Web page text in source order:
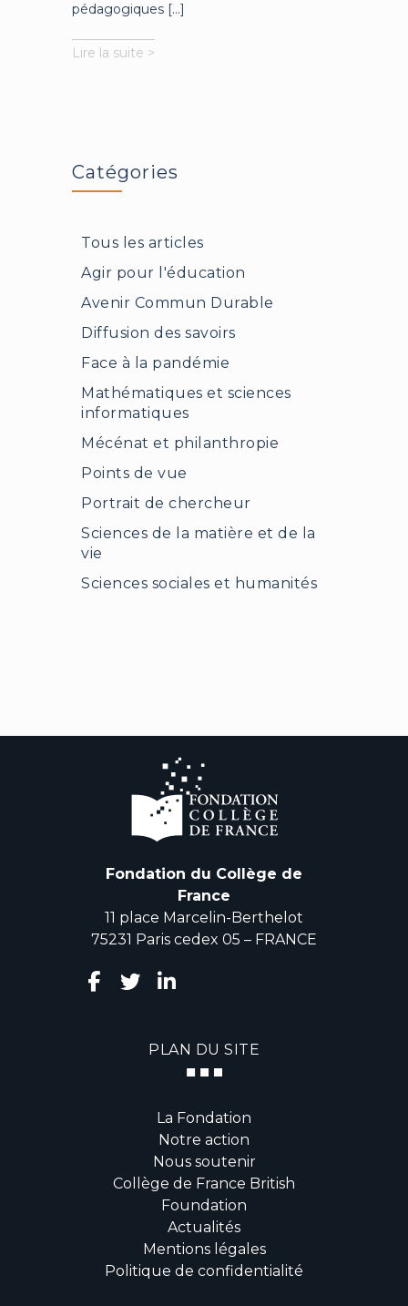
pédagogiques [...]
Lire la suite >
comprendre
s’annonce
Catégories
Tous les articles
Agir pour l'éducation
Avenir Commun Durable
Diffusion des savoirs
Face à la pandémie
Mathématiques et sciences
informatiques
Mécénat et philanthropie
Points de vue
Portrait de chercheur
Sciences de la matière et de la
vie
Sciences sociales et humanités
Fondation du Collège de
France
11 place Marcelin-Berthelot
75231 Paris cedex 05 – FRANCE
PLAN DU SITE
La Fondation
Notre action
Nous soutenir
Collège de France British
Foundation
Actualités
Mentions légales
Politique de confidentialité